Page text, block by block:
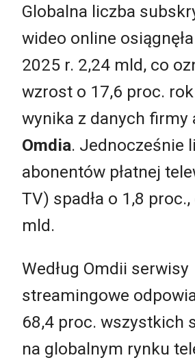
Globalna liczba
wideo online
2025 r. 2,24 mld, co
wzrost o 17,6 proc.
wynika z danych firmy
Omdia. Jednocześnie
abonentów płatnej
TV) spadła o 1,8 proc.,
mld.
Według Omdii serwisy
streamingowe
68,4 proc. wszystkich
na globalnym rynku